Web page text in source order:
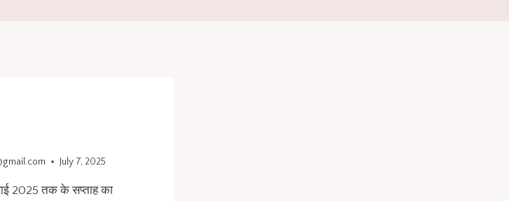
July 7, 2025
2025 तक के सप्ताह का